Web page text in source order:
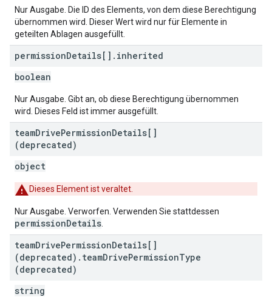
Nur Ausgabe. Die ID des Elements, von dem diese Berechtigung
übernommen wird. Dieser Wert wird nur für Elemente in
geteilten Ablagen ausgefüllt.
permissionDetails[] . inherited
boolean
Nur Ausgabe. Gibt an, ob diese Berechtigung übernommen
wird. Dieses Feld ist immer ausgefüllt.
teamDrivePermissionDetails[]
(deprecated)
object
Dieses Element ist veraltet.
Nur Ausgabe. Verworfen. Verwenden Sie stattdessen
permissionDetails
teamDrivePermissionDetails[]
(deprecated) . teamDrivePermissionType
(deprecated)
string